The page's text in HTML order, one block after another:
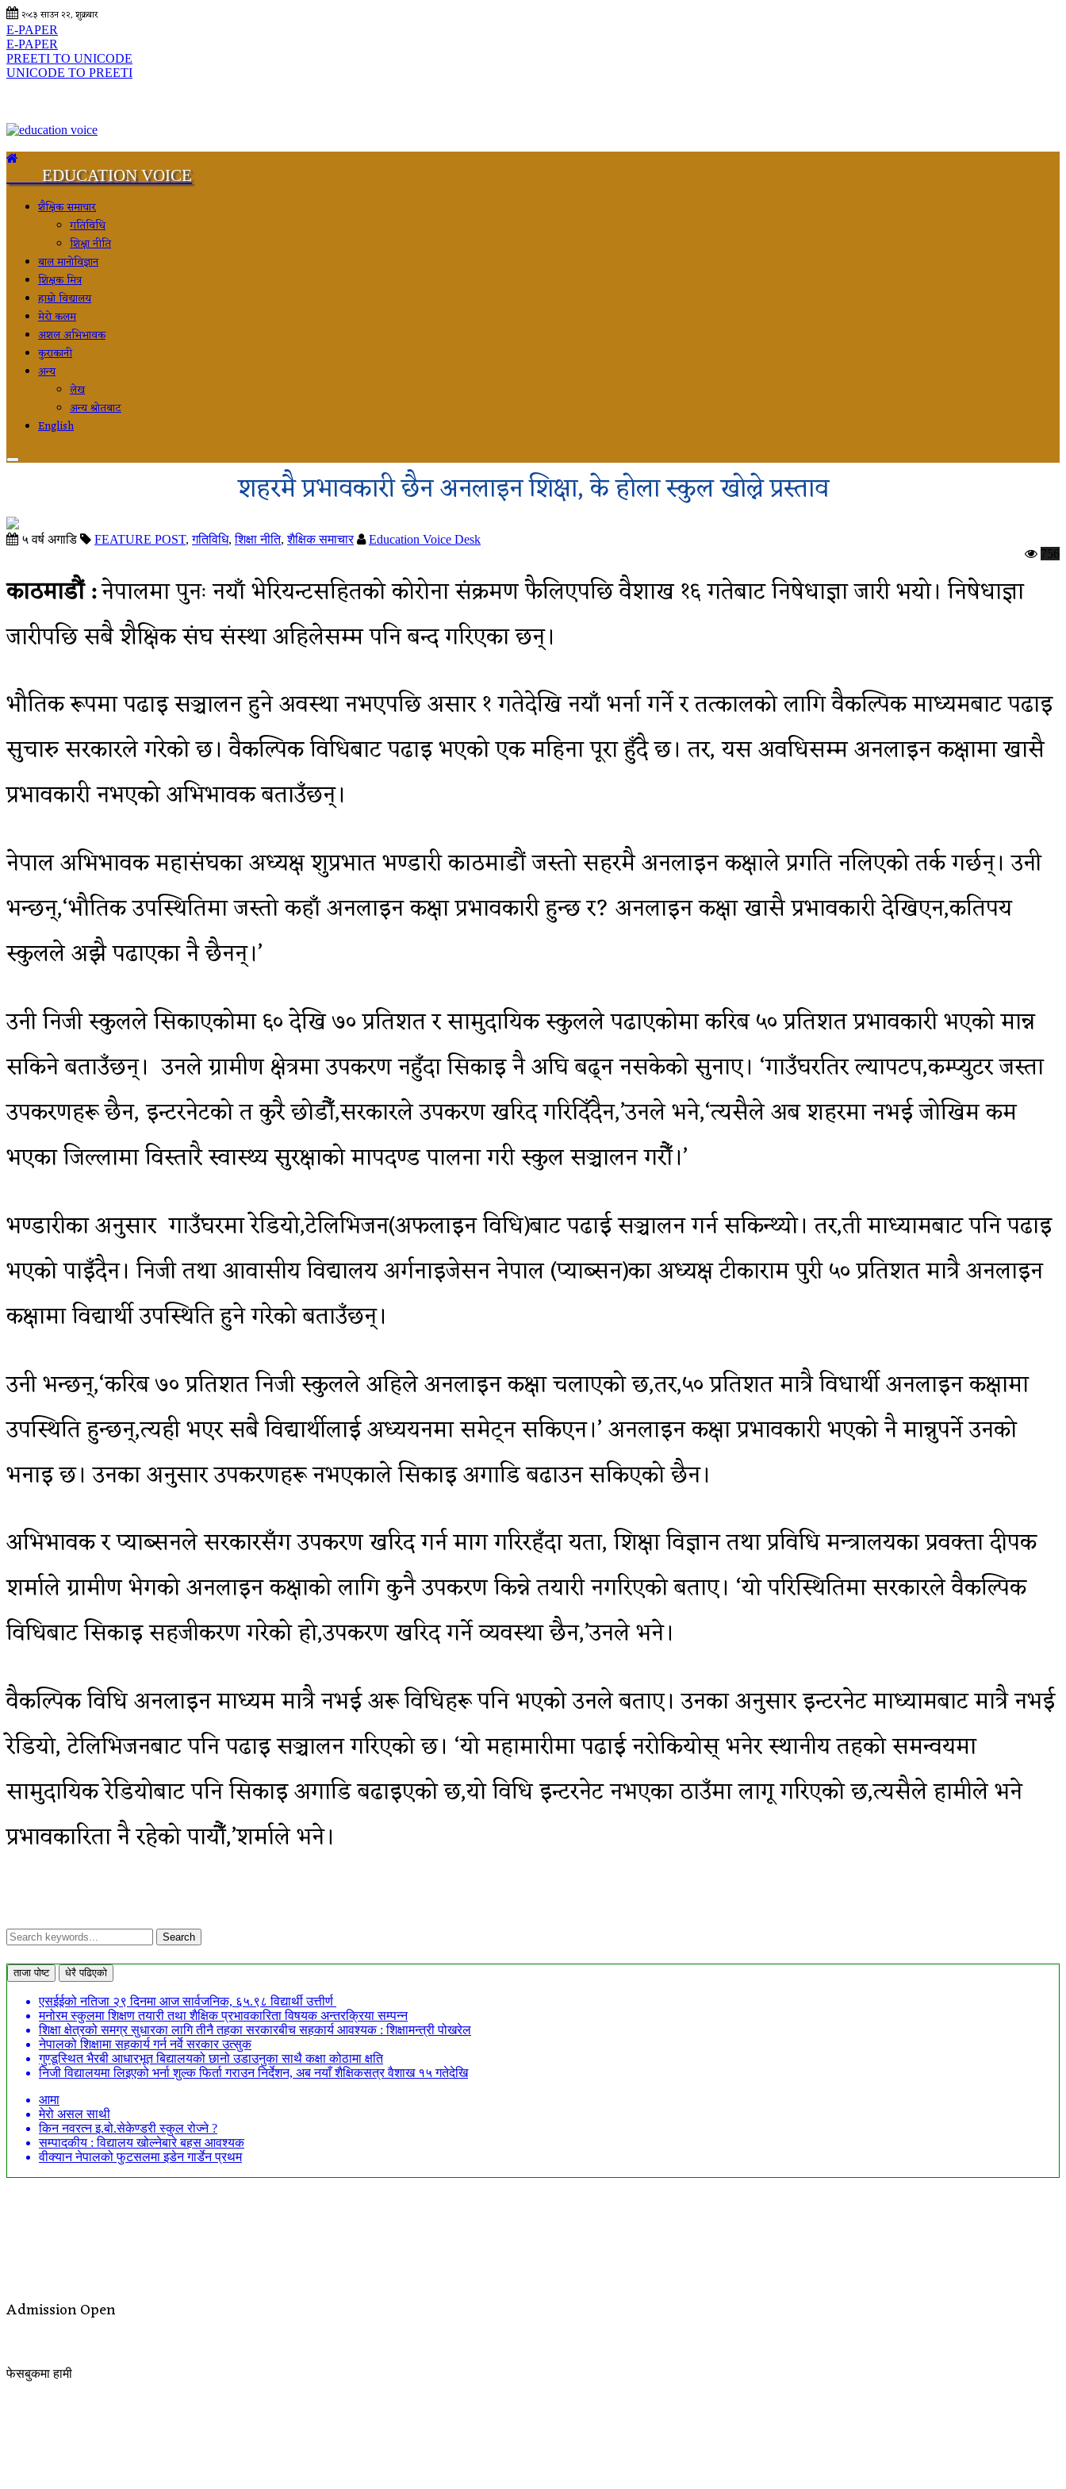
२०८३ साउन २२, शुक्रबार
E-PAPER
E-PAPER
PREETI TO UNICODE
UNICODE TO PREETI
EDUCATION VOICE
शैक्षिक समाचार
गतिविधि
शिक्षा नीति
बाल मानोविज्ञान
शिक्षक मित्र
हाम्रो विद्यालय
मेरो कलम
अशल अभिभावक
कुराकानी
अन्य
लेख
अन्य श्रोतबाट
English
शहरमै प्रभावकारी छैन अनलाइन शिक्षा, के होला स्कुल खोल्ने प्रस्ताव
५ वर्ष अगाडि FEATURE POST,गतिविधि,शिक्षा नीति,शैक्षिक समाचार
Education Voice Desk
756
काठमाडौं :नेपालमा पुनः नयाँ भेरियन्टसहितको कोरोना संक्रमण फैलिएपछि वैशाख १६ गतेबाट निषेधाज्ञा जारी भयो। निषेधाज्ञा
जारीपछि सबै शैक्षिक संघ संस्था अहिलेसम्म पनि बन्द गरिएका छन्।
भौतिक रूपमा पढाइ सञ्चालन हुने अवस्था नभएपछि असार १ गतेदेखि नयाँ भर्ना गर्ने र तत्कालको लागि वैकल्पिक माध्यमबाट पढाइ
सुचारु सरकारले गरेको छ। वैकल्पिक विधिबाट पढाइ भएको एक महिना पूरा हुँदै छ। तर, यस अवधिसम्म अनलाइन कक्षामा खासै
प्रभावकारी नभएको अभिभावक बताउँछन्।
नेपाल अभिभावक महासंघका अध्यक्ष शुप्रभात भण्डारी काठमाडौं जस्तो सहरमै अनलाइन कक्षाले प्रगति नलिएको तर्क गर्छन्। उनी
भन्छन्,‘भौतिक उपस्थितिमा जस्तो कहाँ अनलाइन कक्षा प्रभावकारी हुन्छ र? अनलाइन कक्षा खासै प्रभावकारी देखिएन,कतिपय
स्कुलले अझै पढाएका नै छैनन्।’
उनी निजी स्कुलले सिकाएकोमा ६० देखि ७० प्रतिशत र सामुदायिक स्कुलले पढाएकोमा करिब ५० प्रतिशत प्रभावकारी भएको मान्न
सकिने बताउँछन्। उनले ग्रामीण क्षेत्रमा उपकरण नहुँदा सिकाइ नै अघि बढ्न नसकेको सुनाए। ‘गाउँघरतिर ल्यापटप,कम्प्युटर जस्ता
उपकरणहरू छैन, इन्टरनेटको त कुरै छोडौँ,सरकारले उपकरण खरिद गरिदिँदैन,’उनले भने,‘त्यसैले अब शहरमा नभई जोखिम कम
भएका जिल्लामा विस्तारै स्वास्थ्य सुरक्षाको मापदण्ड पालना गरी स्कुल सञ्चालन गरौँ।’
भण्डारीका अनुसार गाउँघरमा रेडियो,टेलिभिजन(अफलाइन विधि)बाट पढाई सञ्चालन गर्न सकिन्थ्यो। तर,ती माध्यामबाट पनि पढाइ
भएको पाइँदैन। निजी तथा आवासीय विद्यालय अर्गनाइजेसन नेपाल (प्याब्सन)का अध्यक्ष टीकाराम पुरी ५० प्रतिशत मात्रै अनलाइन
कक्षामा विद्यार्थी उपस्थिति हुने गरेको बताउँछन्।
उनी भन्‍छन्,‘करिब ७० प्रतिशत निजी स्कुलले अहिले अनलाइन कक्षा चलाएको छ,तर,५० प्रतिशत मात्रै विधार्थी अनलाइन कक्षामा
उपस्थिति हुन्छन्,त्यही भएर सबै विद्यार्थीलाई अध्ययनमा समेट्न सकिएन।’ अनलाइन कक्षा प्रभावकारी भएको नै मान्नुपर्ने उनको
भनाइ छ। उनका अनुसार उपकरणहरू नभएकाले सिकाइ अगाडि बढाउन सकिएको छैन।
अभिभावक र प्याब्सनले सरकारसँग उपकरण खरिद गर्न माग गरिरहँदा यता, शिक्षा विज्ञान तथा प्रविधि मन्त्रालयका प्रवक्ता दीपक
शर्माले ग्रामीण भेगको अनलाइन कक्षाको लागि कुनै उपकरण किन्ने तयारी नगरिएको बताए। ‘यो परिस्थितिमा सरकारले वैकल्पिक
विधिबाट सिकाइ सहजीकरण गरेको हो,उपकरण खरिद गर्ने व्यवस्था छैन,’उनले भने।
वैकल्पिक विधि अनलाइन माध्यम मात्रै नभई अरू विधिहरू पनि भएको उनले बताए। उनका अनुसार इन्टरनेट माध्यामबाट मात्रै नभई
रेडियो, टेलिभिजनबाट पनि पढाइ सञ्चालन गरिएको छ। ‘यो महामारीमा पढाई नरोकियोस् भनेर स्थानीय तहको समन्वयमा
सामुदायिक रेडियोबाट पनि सिकाइ अगाडि बढाइएको छ,यो विधि इन्टरनेट नभएका ठाउँमा लागू गरिएको छ,त्यसैले हामीले भने
प्रभावकारिता नै रहेको पायौँ,’शर्माले भने।
ताजा पोष्ट धेरै पढिएको
एसईईको नतिजा २९ दिनमा आज सार्वजनिक, ६५.९८ विद्यार्थी उत्तीर्ण
मनोरम स्कुलमा शिक्षण तयारी तथा शैक्षिक प्रभावकारिता विषयक अन्तरक्रिया सम्पन्न
शिक्षा क्षेत्रको समग्र सुधारका लागि तीनै तहका सरकारबीच सहकार्य आवश्यक : शिक्षामन्त्री पोखरेल
नेपालको शिक्षामा सहकार्य गर्न नर्वे सरकार उत्सुक
गुण्डूस्थित भैरबी आधारभूत बिद्यालयको छानो उडाउनुका साथै कक्षा कोठामा क्षति
निजी विद्यालयमा लिइएको भर्ना शुल्क फिर्ता गराउन निर्देशन, अब नयाँ शैक्षिकसत्र वैशाख १५ गतेदेखि
आमा
मेरो असल साथी
किन नवरत्न इ.बो.सेकेण्डरी स्कुल रोज्ने ?
सम्पादकीय : विद्यालय खोल्नेबारे बहस आवश्यक
वीक्यान नेपालको फुटसलमा इडेन गार्डेन प्रथम
Admission Open
फेसबुकमा हामी